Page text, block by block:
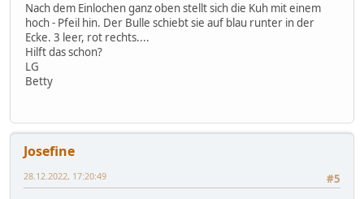
Nach dem Einlochen ganz oben stellt sich die Kuh mit einem
hoch - Pfeil hin. Der Bulle schiebt sie auf blau runter in der
Ecke. 3 leer, rot rechts....
Hilft das schon?
LG
Betty
Josefine
#5
28.12.2022, 17:20:49